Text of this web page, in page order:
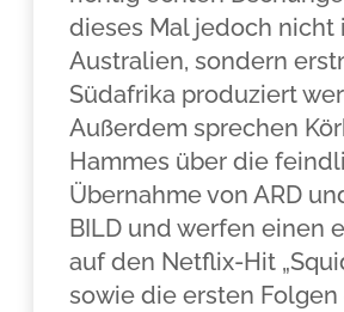
dieses Mal jedoch nicht
Australien, sondern
Südafrika produziert
Außerdem sprechen
Hammes über die
Übernahme von ARD
BILD und werfen einen
auf den Netflix-Hit
sowie die ersten